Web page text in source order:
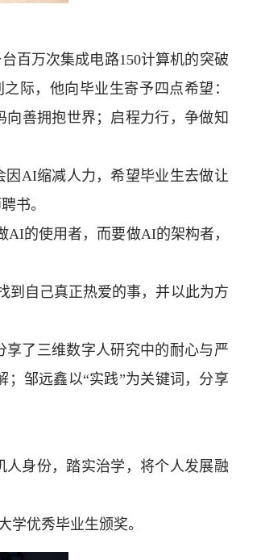
百万次集成电路150计算机的突破
际，他向毕业生寄予四点希望：
善拥抱世界；启程力行，争做知
AI缩减人力，希望毕业生去做让
书。
的使用者，而要做AI的架构者，
到自己真正热爱的事，并以此为方
了三维数字人研究中的耐心与严
邹远鑫以“实践”为关键词，分享
身份，踏实治学，将个人发展融
学优秀毕业生颁奖。